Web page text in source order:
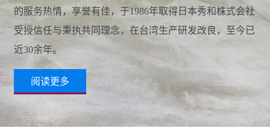
的服务热情，享誉有佳，于1986年取得日本秀和株式会社
受授信任与秉执共同理念，在台湾生产研发改良，至今已
近30余年。
阅读更多